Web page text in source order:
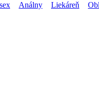
Análny Liekáreň